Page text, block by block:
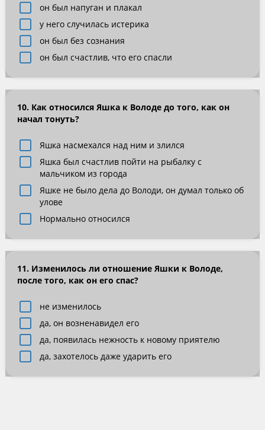
он был напуган и плакал
у него случилась истерика
он был без сознания
он был счастлив, что его спасли
10. Как относился Яшка к Володе до того, как он
начал тонуть?
Яшка насмехался над ним и злился
Яшка был счастлив пойти на рыбалку с
мальчиком из города
Яшке не было дела до Володи, он думал только об
улове
Нормально относился
11. Изменилось ли отношение Яшки к Володе,
после того, как он его спас?
не изменилось
да, он возненавидел его
да, появилась нежность к новому приятелю
да, захотелось даже ударить его